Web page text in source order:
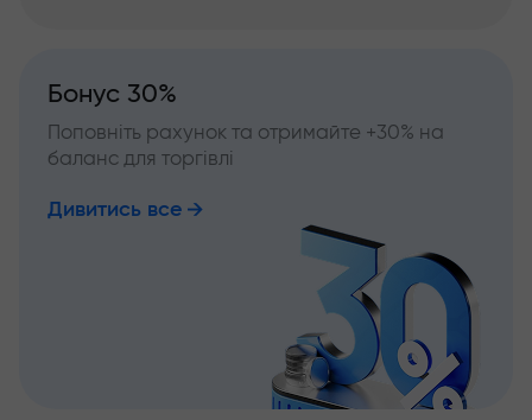
Бонус 30%
Поповніть рахунок та отримайте +30% на
баланс для торгівлі
Дивитись все